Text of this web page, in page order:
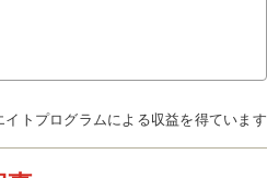
トプログラムによる収益を得ています